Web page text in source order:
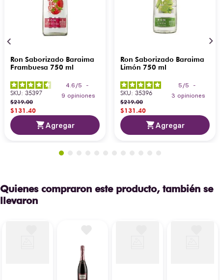
Ron Saborizado Baraima
Frambuesa 750 ml
4.6 /5
-
9 opiniones
SKU: 35397
$219.00
$131.40
Agregar
Ron Saborizado Baraima
Limón 750 ml
5 /5
-
3 opiniones
SKU: 35396
$219.00
$131.40
Agregar
Quienes compraron este producto, también se
llevaron